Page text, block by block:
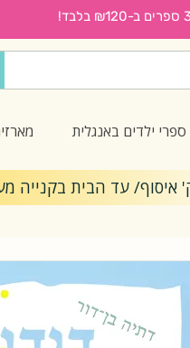
ספרי ילדים באנגלית